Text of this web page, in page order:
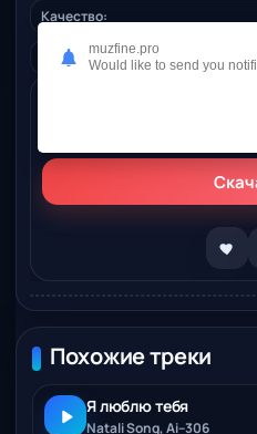
Качество:
Жанр:
Похожие треки
Я люблю тебя
Natali Song, Ai–306
muzfine.pro
Would like to send you